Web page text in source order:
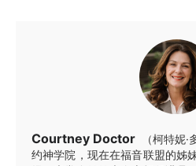
Courtney Doctor
（柯特妮
约神学院，现在在福音联盟的姊